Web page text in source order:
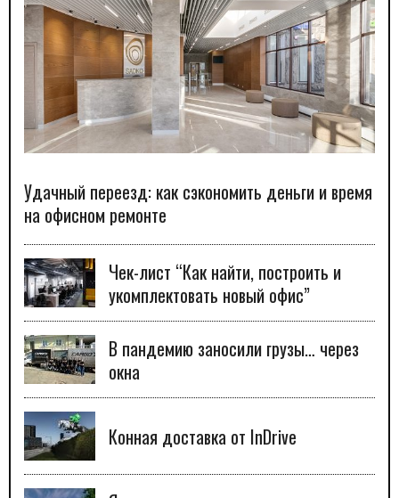
Удачный переезд: как сэкономить деньги и время
на офисном ремонте
Чек-лист “Как найти, построить и
укомплектовать новый офис”
В пандемию заносили грузы… через
окна
Конная доставка от InDrive